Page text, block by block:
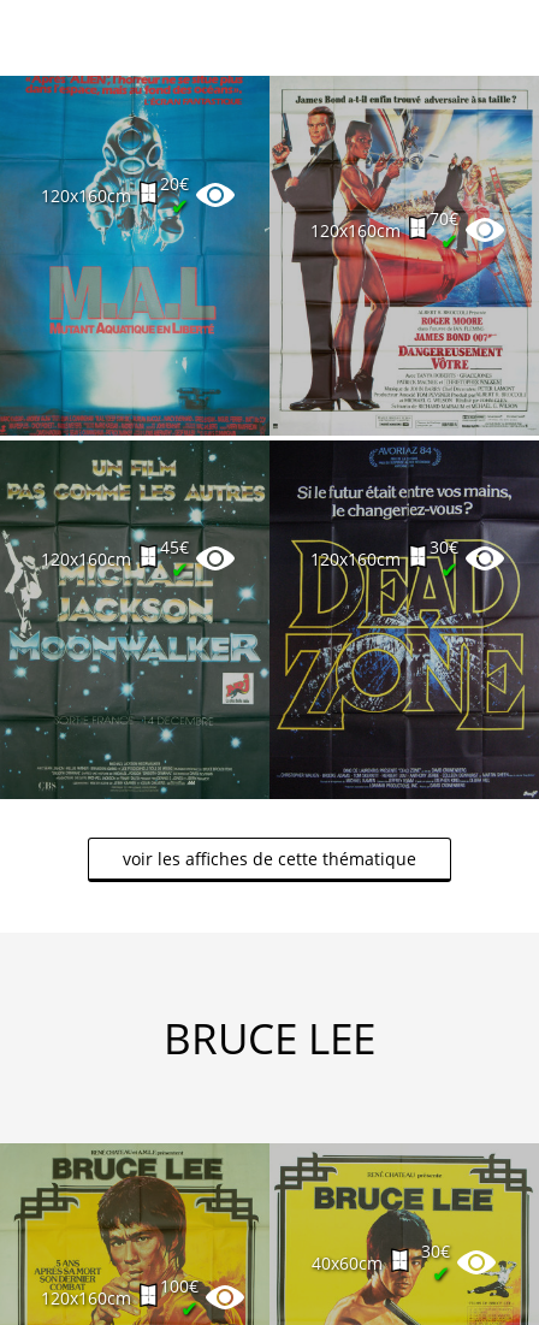
120x160cm
20€
✔
120x160cm
70€
✔
120x160cm
45€
✔ 120x160cm
30€
✔
voir les affiches de cette thématique
BRUCE LEE
120x160cm
100€
✔
40x60cm
30€
✔